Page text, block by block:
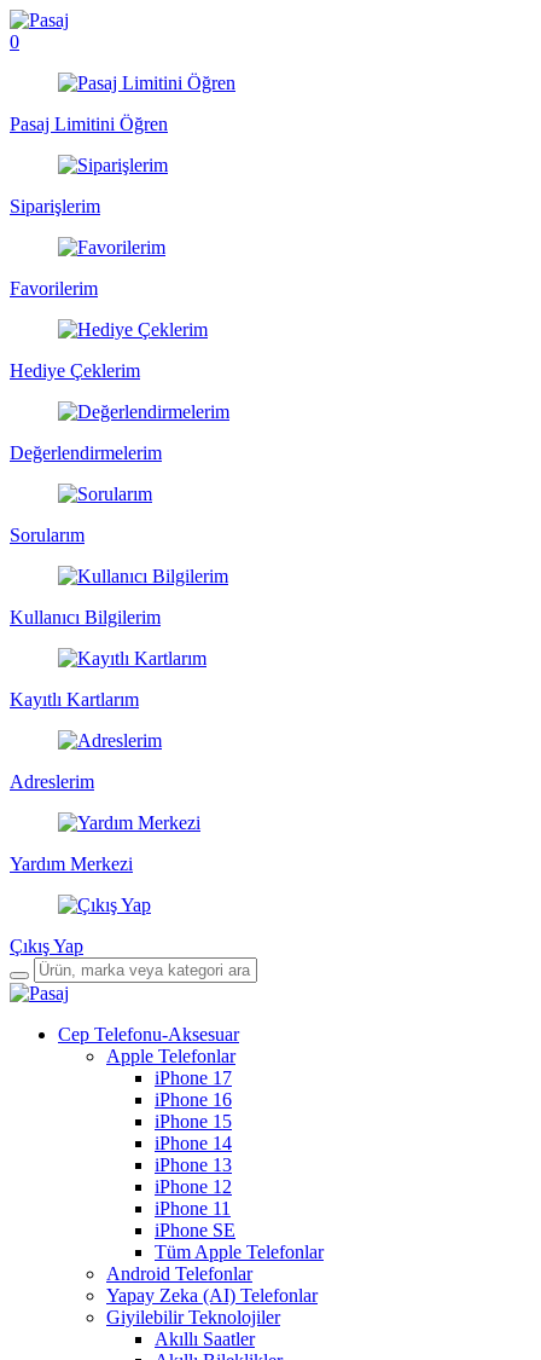
0
Pasaj Limitini Öğren
Siparişlerim
Favorilerim
Hediye Çeklerim
Değerlendirmelerim
Sorularım
Kullanıcı Bilgilerim
Kayıtlı Kartlarım
Adreslerim
Yardım Merkezi
Çıkış Yap
Cep Telefonu-Aksesuar
Apple Telefonlar
iPhone 17
iPhone 16
iPhone 15
iPhone 14
iPhone 13
iPhone 12
iPhone 11
iPhone SE
Tüm Apple Telefonlar
Android Telefonlar
Yapay Zeka (AI) Telefonlar
Giyilebilir Teknolojiler
Akıllı Saatler